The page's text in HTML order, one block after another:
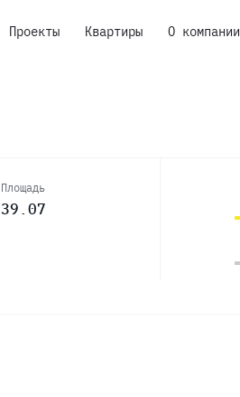
Проекты Квартиры О компании
Площадь
39.07